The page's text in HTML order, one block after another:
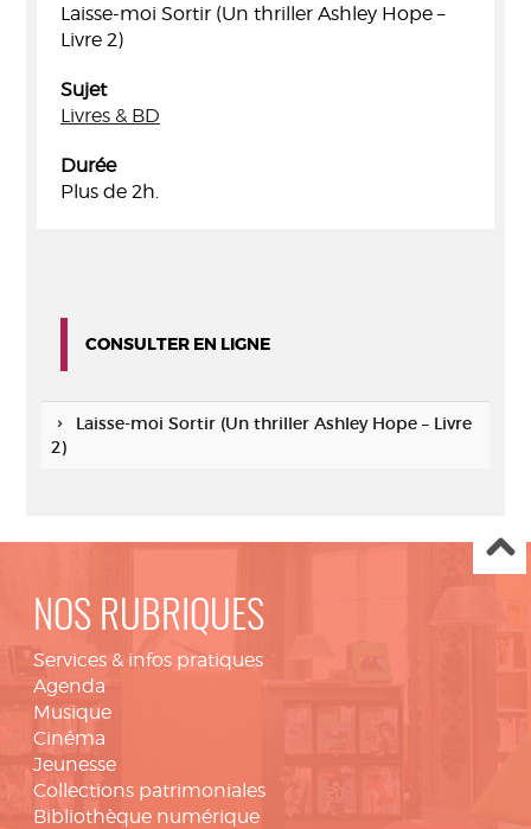
Laisse-moi Sortir (Un thriller Ashley Hope –
Livre 2)
Sujet
Livres & BD
Durée
Plus de 2h.
CONSULTER EN LIGNE
Laisse-moi Sortir (Un thriller Ashley Hope – Livre
2)
NOS RUBRIQUES
Services & infos pratiques
Agenda
Musique
Cinéma
Jeunesse
Collections patrimoniales
Bibliothèque numérique